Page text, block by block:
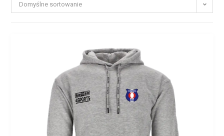
Domyślne sortowanie